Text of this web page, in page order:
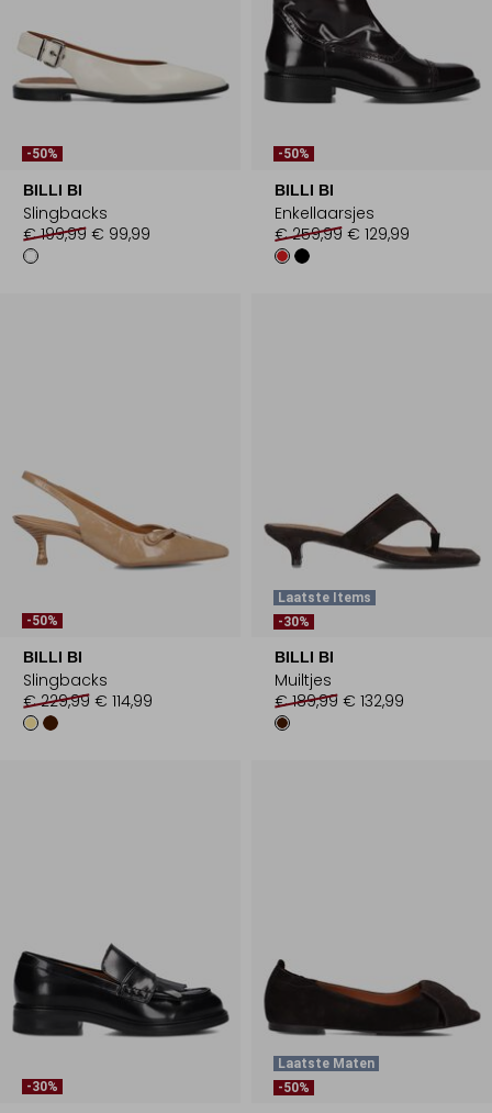
-50%
BILLI BI
Slingbacks
€ 199,99 € 99,99
-50%
BILLI BI
Enkellaarsjes
€ 259,99 € 129,99
-50%
BILLI BI
Slingbacks
€ 229,99 € 114,99
Laatste Items
-30%
BILLI BI
Muiltjes
€ 189,99 € 132,99
-30%
Laatste Maten
-50%